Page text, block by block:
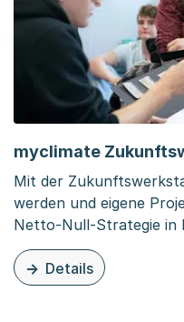
myclimate
Mit der
werden und eigene
Netto-Null-Strategie in
Details
zu diesem Inhalt: